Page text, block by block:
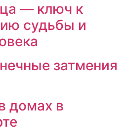
— ключ к
судьбы и
затмения
домах в